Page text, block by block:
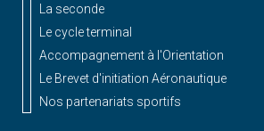
La seconde
Le cycle terminal
Accompagnement à l'Orientation
Le Brevet d'initiation Aéronautique
Nos partenariats sportifs